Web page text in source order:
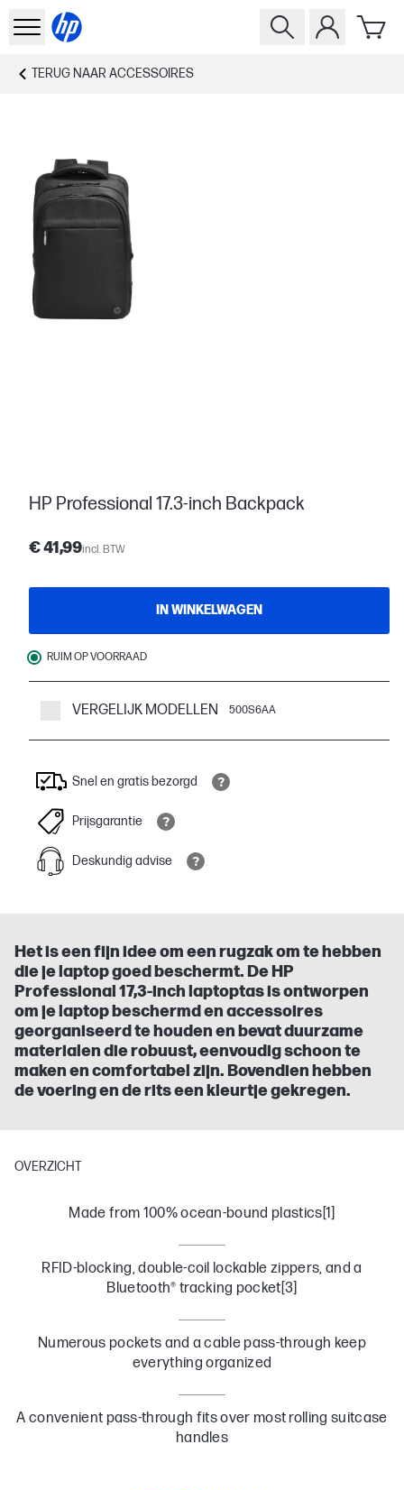
TERUG NAAR ACCESSOIRES
HP Professional 17.3-inch Backpack
€ 41,99incl. BTW
IN WINKELWAGEN
RUIM OP VOORRAAD
VERGELIJK MODELLEN 500S6AA
Snel en gratis bezorgd
Prijsgarantie
Deskundig advise
Het is een fijn idee om een rugzak om te hebben
die je laptop goed beschermt. De HP
Professional 17,3-inch laptoptas is ontworpen
om je laptop beschermd en accessoires
georganiseerd te houden en bevat duurzame
materialen die robuust, eenvoudig schoon te
maken en comfortabel zijn. Bovendien hebben
de voering en de rits een kleurtje gekregen.
OVERZICHT
Made from 100% ocean-bound plastics[1]
RFID-blocking, double-coil lockable zippers, and a
Bluetooth® tracking pocket[3]
Numerous pockets and a cable pass-through keep
everything organized
A convenient pass-through fits over most rolling suitcase
handles